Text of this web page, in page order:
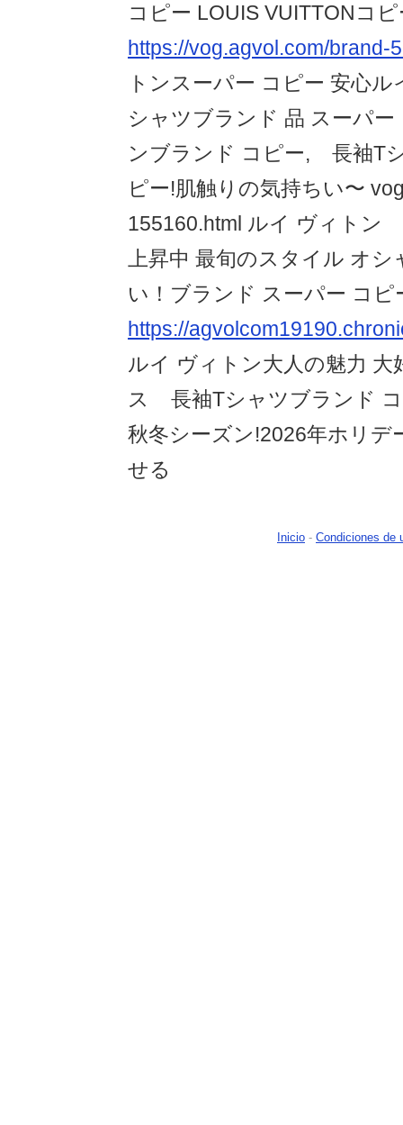
コピー LOUIS VUITTONコ
https://vog.agvol.com/brand-
トンスーパー コピー 安心
シャツブランド 品 スーパ
ンブランド コピー, 長袖T
ピー!肌触りの気持ちい〜
155160.html ルイ ヴィトン
上昇中 最旬のスタイル オシ
い！ブランド スーパー コピ
https://
ルイ ヴィトン大人の魅力 大
ス 長袖Tシャツブランド
秋冬シーズン!2026年ホリデ
せる
Inicio - Condiciones de